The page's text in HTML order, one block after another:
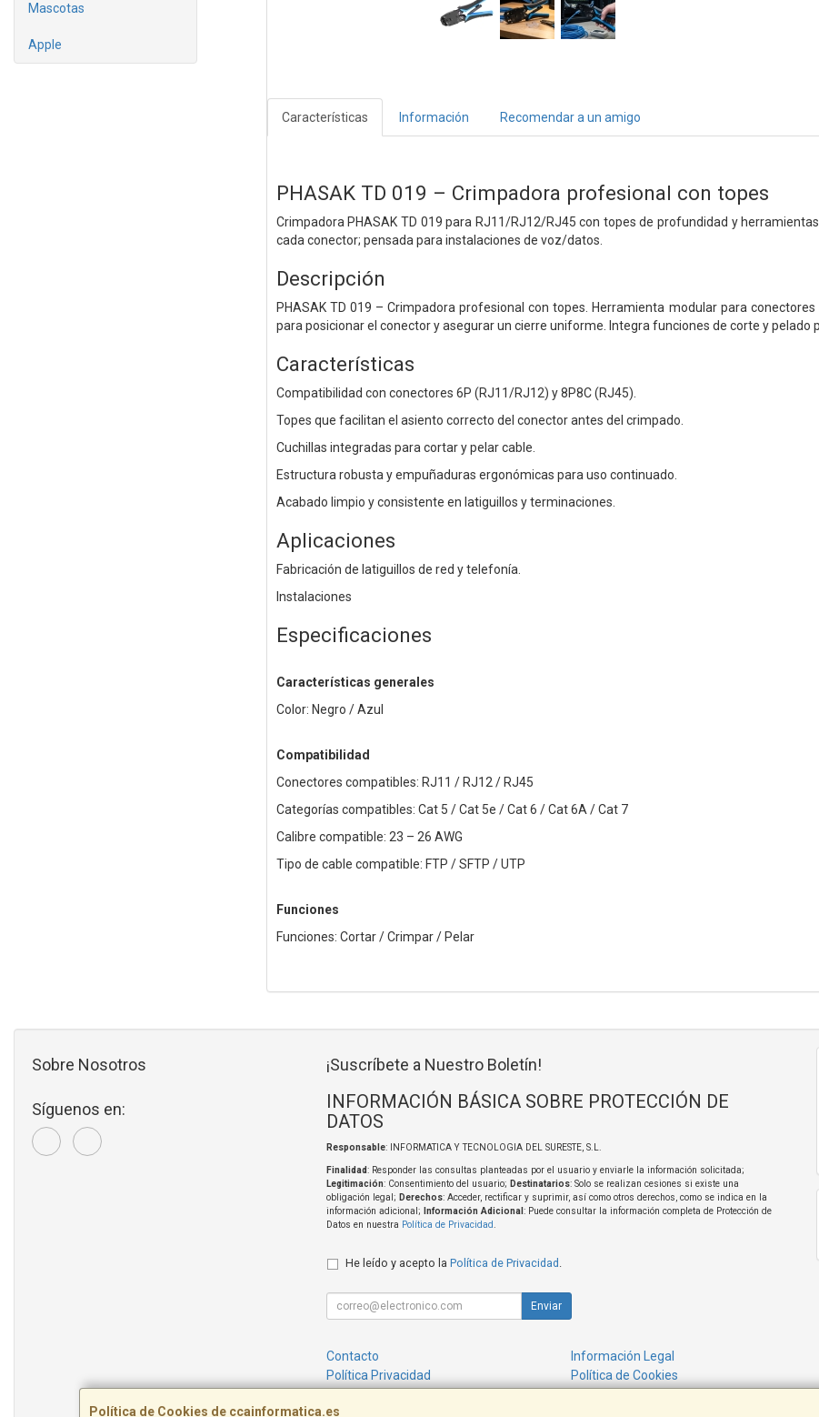
Mascotas
Apple
Características Información Recomendar a un amigo
PHASAK TD 019 – Crimpadora profesional con topes
Crimpadora PHASAK TD 019 para RJ11/RJ12/RJ45 con topes de profundidad y
cada conector; pensada para instalaciones de voz/datos.
Descripción
PHASAK TD 019 – Crimpadora profesional con topes. Herramienta modular para
para posicionar el conector y asegurar un cierre uniforme. Integra funciones de corte y
Características
Compatibilidad con conectores 6P (RJ11/RJ12) y 8P8C (RJ45).
Topes que facilitan el asiento correcto del conector antes del crimpado.
Cuchillas integradas para cortar y pelar cable.
Estructura robusta y empuñaduras ergonómicas para uso continuado.
Acabado limpio y consistente en latiguillos y terminaciones.
Aplicaciones
Fabricación de latiguillos de red y telefonía.
Instalaciones
Especificaciones
Características generales
Color: Negro / Azul
Compatibilidad
Conectores compatibles: RJ11 / RJ12 / RJ45
Categorías compatibles: Cat 5 / Cat 5e / Cat 6 / Cat 6A / Cat 7
Calibre compatible: 23 – 26 AWG
Tipo de cable compatible: FTP / SFTP / UTP
Funciones
Funciones: Cortar / Crimpar / Pelar
Política de Cookies de ccainformatica.es
Sobre Nosotros
Síguenos en:
¡Suscríbete a Nuestro Boletín!
INFORMACIÓN BÁSICA SOBRE PROTECCIÓN DE
DATOS
Responsable: INFORMATICA Y TECNOLOGIA DEL SURESTE, S.L.
Finalidad: Responder las consultas planteadas por el usuario y enviarle la información solicitada;
Legitimación: Consentimiento del usuario; Destinatarios: Solo se realizan cesiones si existe una
obligación legal; Derechos: Acceder, rectificar y suprimir, así como otros derechos, como se indica en la
información adicional;
Información Adicional : Puede consultar la información completa de Protección de
Datos en nuestra Política de Privacidad.
He leído y acepto la Política de Privacidad .
Enviar
Contacto
Información Legal
Política Privacidad
Política de Cookies